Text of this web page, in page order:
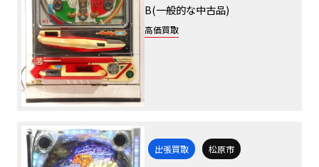
B(一般的な中古品)
高価買取
出張買取 松原市